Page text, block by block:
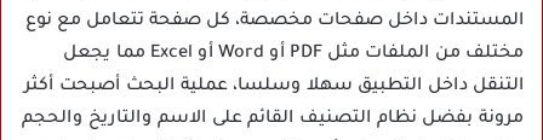
المستندات داخل صفحات مخصصة، كل صفحة تتعامل مع نوع
مختلف من الملفات مثل PDF أو Word أو Excel مما يجعل
التنقل داخل التطبيق سهلا وسلسا، عملية البحث أصبحت أكثر
مرونة بفضل نظام التصنيف القائم على الاسم والتاريخ والحجم